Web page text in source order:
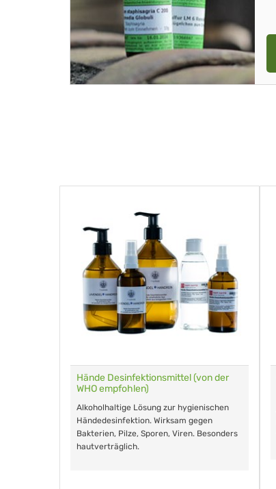
Hände Desinfektionsmittel (von der
WHO empfohlen)
Alkoholhaltige Lösung zur hygienischen
Händedesinfektion. Wirksam gegen
Bakterien, Pilze, Sporen, Viren. Besonders
hautverträglich.